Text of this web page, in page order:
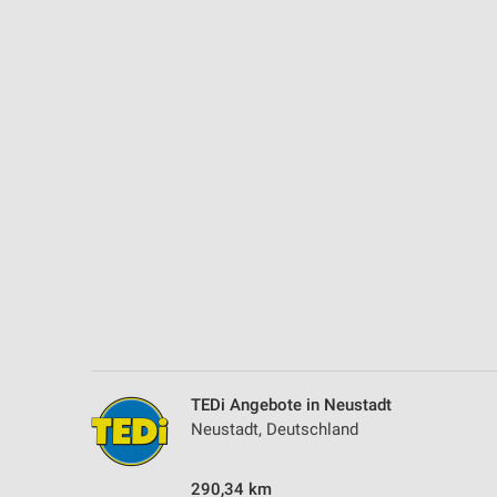
TEDi Angebote in Neustadt
Neustadt, Deutschland
290,34 km
Performance
Funktional